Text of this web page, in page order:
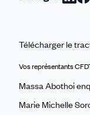
Télécharger le
Vos représentants
Massa Abothoi
Marie Michelle